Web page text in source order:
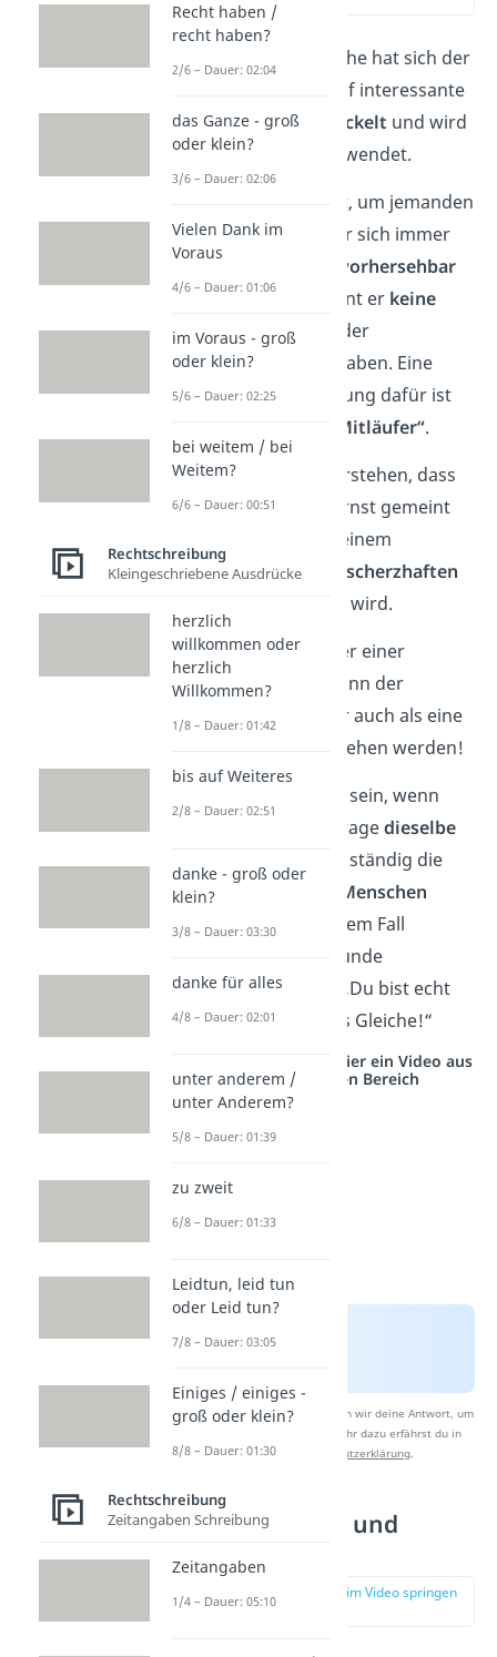
In der Jugendsprache hat sich der
auf interessante
Weiseweiterentwickelt und wird
als Jugendwort verwendet.
Oft wird er benutzt, um jemanden
zu beschreiben, der sich immer
unreflektiert und vorhersehbar
verhält. Dazu scheint er keine
eigene Meinung
oder
Persönlichkeit zu haben. Eine
andere Umschreibung dafür ist
„Mitläufer“.
Es ist wichtig zu verstehen, dass
dies nicht immer ernst gemeint
ist, sondern oft in einem
humorvollen oder scherzhaften
Kontext verwendet wird.
Wichtig:Gegenüber einer
fremden Person
kann der
Ausdruck NPC aber auch als eine
angesehen werden!
Ein Beispiel könnte sein, wenn
jemand bei jeder Fragedieselbe
gibt, oder ständig die
Meinung anderer Menschen
übernimmt. In diesem Fall
könnten deine Freunde
scherzhaft sagen: „Du bist echt
ein NPC, immer das Gleiche!“
Studyflix vernetzt: Hier ein Video aus
einem anderen Bereich
Nach Beantwortung speichern wir deine Antwort, um
Studyflix zu verbessern. Mehr dazu erfährst du in
unserer
Datenschutzerklärung.
NPC in Trends und
zur Stelle im Video springen
Recht haben /
recht haben?
2/6 – Dauer: 02:04
das Ganze - groß
oder klein?
3/6 – Dauer: 02:06
Vielen Dank im
Voraus
4/6 – Dauer: 01:06
im Voraus - groß
oder klein?
5/6 – Dauer: 02:25
bei weitem / bei
Weitem?
6/6 – Dauer: 00:51
Rechtschreibung
Kleingeschriebene Ausdrücke
herzlich
willkommen oder
herzlich
Willkommen?
1/8 – Dauer: 01:42
bis auf Weiteres
2/8 – Dauer: 02:51
danke - groß oder
klein?
3/8 – Dauer: 03:30
danke für alles
4/8 – Dauer: 02:01
unter anderem /
unter Anderem?
5/8 – Dauer: 01:39
zu zweit
6/8 – Dauer: 01:33
Leidtun, leid tun
oder Leid tun?
7/8 – Dauer: 03:05
Einiges / einiges -
groß oder klein?
8/8 – Dauer: 01:30
Rechtschreibung
Zeitangaben Schreibung
Zeitangaben
1/4 – Dauer: 05:10